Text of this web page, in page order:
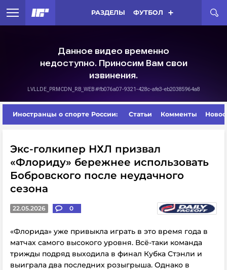
РАЗДЕЛЫ ФУТБОЛ
Иностранцы о спорте России: Статьи Комменты
Экс-голкипер НХЛ призвал
«Флориду» бережнее использовать
Бобровского после неудачного
сезона
22.05.2026 0
«Флорида» уже привыкла играть в это время года в
матчах самого высокого уровня. Всё-таки команда
трижды подряд выходила в финал Кубка Стэнли и
выиграла два последних розыгрыша. Однако в